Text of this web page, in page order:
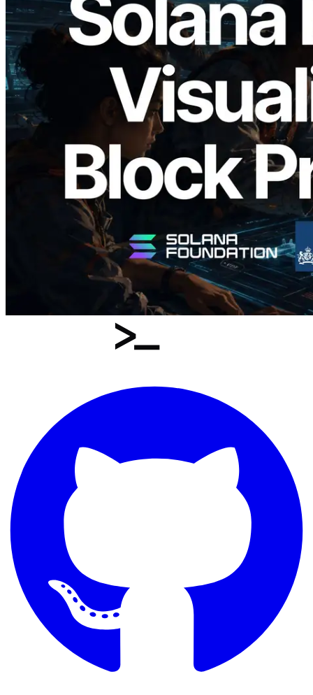
2026.05.24
Validators Solutions запускает Solana
Block Analyzer — визуализация
времени генерации блоков и
назначенных валидаторов на уровне
слотов
Читать статью